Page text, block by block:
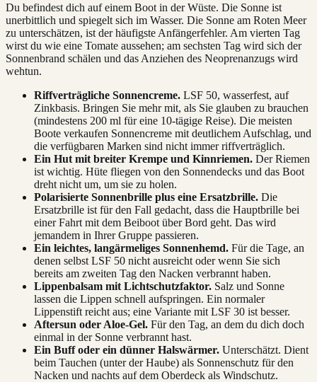
Du befindest dich auf einem Boot in der Wüste. Die Sonne ist
unerbittlich und spiegelt sich im Wasser. Die Sonne am Roten Meer
zu unterschätzen, ist der häufigste Anfängerfehler. Am vierten Tag
wirst du wie eine Tomate aussehen; am sechsten Tag wird sich der
Sonnenbrand schälen und das Anziehen des Neoprenanzugs wird
wehtun.
Riffverträgliche Sonnencreme. LSF 50, wasserfest, auf
Zinkbasis. Bringen Sie mehr mit, als Sie glauben zu brauchen
(mindestens 200 ml für eine 10-tägige Reise). Die meisten
Boote verkaufen Sonnencreme mit deutlichem Aufschlag, und
die verfügbaren Marken sind nicht immer riffverträglich.
Ein Hut mit breiter Krempe und Kinnriemen. Der Riemen
ist wichtig. Hüte fliegen von den Sonnendecks und das Boot
dreht nicht um, um sie zu holen.
Polarisierte Sonnenbrille plus eine Ersatzbrille. Die
Ersatzbrille ist für den Fall gedacht, dass die Hauptbrille bei
einer Fahrt mit dem Beiboot über Bord geht. Das wird
jemandem in Ihrer Gruppe passieren.
Ein leichtes, langärmeliges Sonnenhemd. Für die Tage, an
denen selbst LSF 50 nicht ausreicht oder wenn Sie sich
bereits am zweiten Tag den Nacken verbrannt haben.
Lippenbalsam mit Lichtschutzfaktor. Salz und Sonne
lassen die Lippen schnell aufspringen. Ein normaler
Lippenstift reicht aus; eine Variante mit LSF 30 ist besser.
Aftersun oder Aloe-Gel. Für den Tag, an dem du dich doch
einmal in der Sonne verbrannt hast.
Ein Buff oder ein dünner Halswärmer. Unterschätzt. Dient
beim Tauchen (unter der Haube) als Sonnenschutz für den
Nacken und nachts auf dem Oberdeck als Windschutz.